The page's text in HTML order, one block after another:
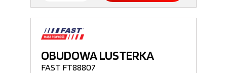
OBUDOWA LUSTERKA
FAST FT88807